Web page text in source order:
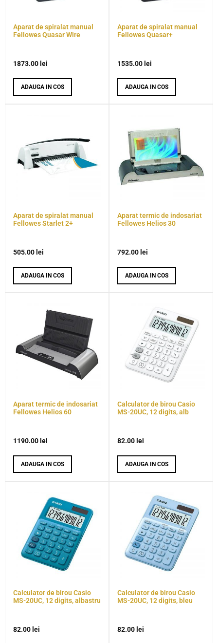
Aparat de spiralat manual
Fellowes Quasar Wire
1873.00 lei
ADAUGA IN COS
Aparat de spiralat manual
Fellowes Quasar+
1535.00 lei
ADAUGA IN COS
Aparat de spiralat manual
Fellowes Starlet 2+
505.00 lei
ADAUGA IN COS
Aparat termic de indosariat
Fellowes Helios 30
792.00 lei
ADAUGA IN COS
Aparat termic de indosariat
Fellowes Helios 60
1190.00 lei
ADAUGA IN COS
Calculator de birou Casio
MS-20UC, 12 digits, alb
82.00 lei
ADAUGA IN COS
Calculator de birou Casio
MS-20UC, 12 digits, albastru
82.00 lei
Calculator de birou Casio
MS-20UC, 12 digits, bleu
82.00 lei